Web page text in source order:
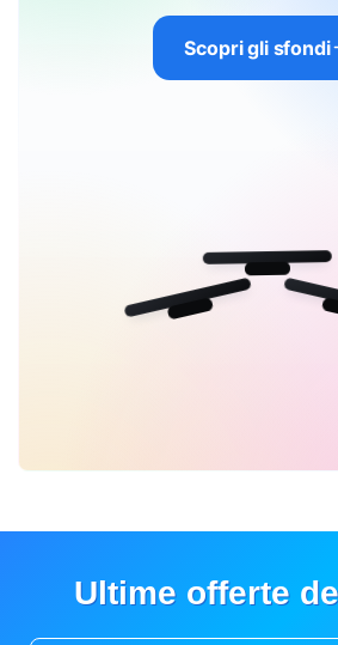
Scopri gli sfondi
Ultime offerte